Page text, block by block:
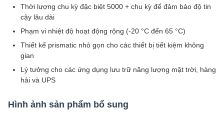
Thời lượng chu kỳ đặc biệt 5000 + chu kỳ để đảm bảo độ tin
cậy lâu dài
Phạm vi nhiệt độ hoạt động rộng (-20 °C đến 65 °C)
Thiết kế prismatic nhỏ gọn cho các thiết bị tiết kiệm không
gian
Lý tưởng cho các ứng dụng lưu trữ năng lượng mặt trời, hàng
hải và UPS
Hình ảnh sản phẩm bổ sung